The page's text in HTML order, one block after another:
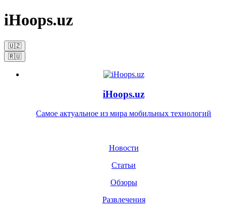
iHoops.uz
🇺🇿
🇷🇺
iHoops.uz
Самое актуальное из мира мобильных технологий
Новости
Статьи
Обзоры
Развлечения